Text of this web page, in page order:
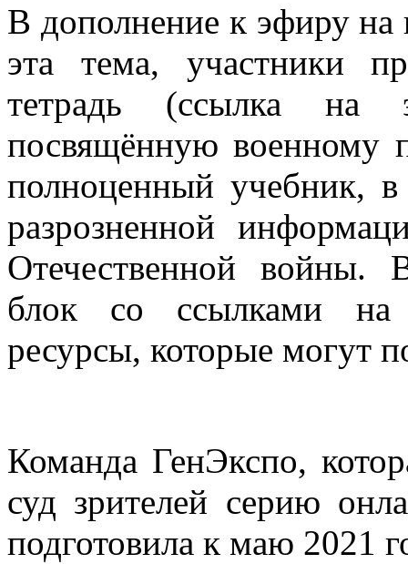
В дополнение к эфиру на
эта тема, участники
тетрадь (ссылка на
посвящённую военному
полноценный учебник,
разрозненной
Отечественной войны.
блок со ссылками на
ресурсы, которые могут
Команда ГенЭкспо,
суд зрителей серию
подготовила к маю 2021